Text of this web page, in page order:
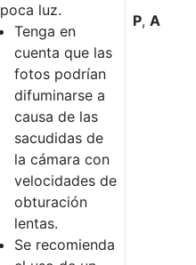
poca luz.
Tenga en
cuenta que las
fotos podrían
difuminarse a
causa de las
sacudidas de
la cámara con
velocidades de
obturación
lentas.
Se recomienda
P, A